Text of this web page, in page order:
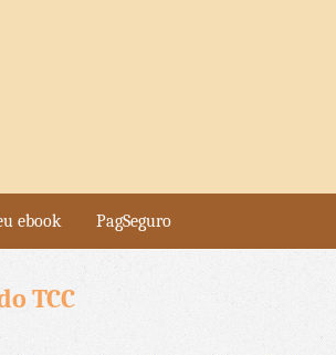
ebook PagSeguro
TCC